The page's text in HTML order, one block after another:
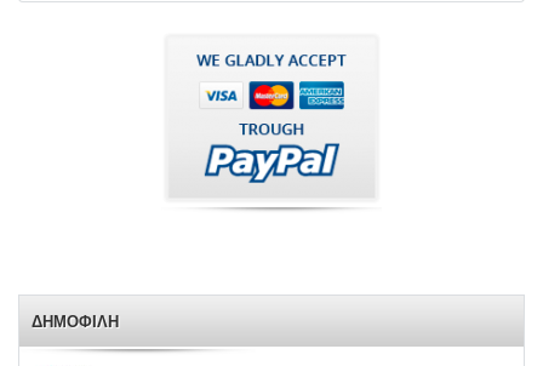
ΔΗΜΟΦΙΛΉ